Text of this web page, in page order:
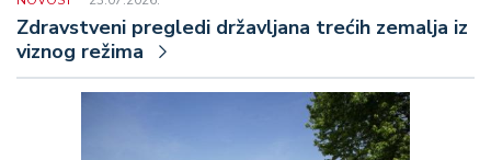
Zdravstveni pregledi državljana trećih zemalja iz
viznog režima